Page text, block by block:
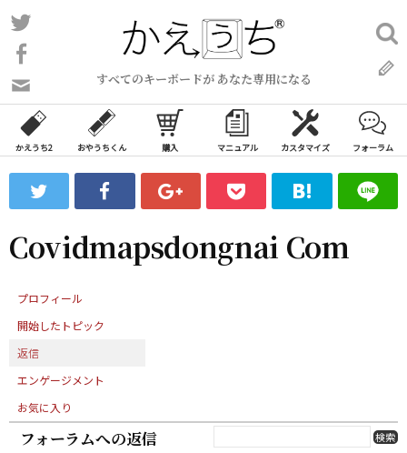
コ
ン
ン
ツ
ス
ッ
すべてのキーボードが あなた専用になる
い
合
わ
フ
ォ
ム
検
索:
かえうち2 おやうちくん 購入 マニュアル カスタマイズ フォーラム
Covidmapsdongnai Com
プロフィール
開始したトピック
返信
エンゲージメント
お気に入り
フォーラムへの返信